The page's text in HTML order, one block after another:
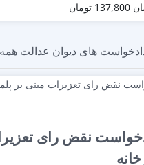
137,800 تومان
های دیوان عدالت همه
نقض رای